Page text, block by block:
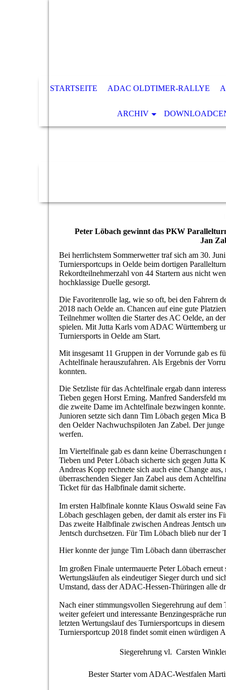
STARTSEITE ADAC OLDTIMER-RALLYE
ARCHIV
Peter Löbach gewinnt das PKW
Jan
Bei herrlichstem Sommerwetter traf sich am 30.
Turniersportcups in Oelde beim dortigen
Rekordteilnehmerzahl von 44 Startern aus nicht
hochklassige Duelle gesorgt.
Die Favoritenrolle lag, wie so oft, bei den Fahrern
2018 nach Oelde an. Chancen auf eine gute
Teilnehmer wollten die Starter des AC Oelde, an
spielen. Mit Jutta Karls vom ADAC Württemberg
Turniersports in Oelde am Start.
Mit insgesamt 11 Gruppen in der Vorrunde gab es
Achtelfinale herauszufahren. Als Ergebnis der
konnten.
Die Setzliste für das Achtelfinale ergab dann
Tieben gegen Horst Erning. Manfred Sandersfeld
die zweite Dame im Achtelfinale bezwingen
Junioren setzte sich dann Tim Löbach gegen Mica
den Oelder Nachwuchspiloten Jan Zabel. Der
werfen.
Im Viertelfinale gab es dann keine
Tieben und Peter Löbach sicherte sich gegen Jutta
Andreas Kopp rechnete sich auch eine Change
überraschenden Sieger Jan Zabel aus dem
Ticket für das Halbfinale damit sicherte.
Im ersten Halbfinale konnte Klaus Oswald seine
Löbach geschlagen geben, der damit als erster ins
Das zweite Halbfinale zwischen Andreas Jentsch
Jentsch durchsetzen. Für Tim Löbach blieb nur der
Hier konnte der junge Tim Löbach dann
Im großen Finale untermauerte Peter Löbach
Wertungsläufen als eindeutiger Sieger durch und
Umstand, dass der ADAC-Hessen-Thüringen alle
Nach einer stimmungsvollen Siegerehrung auf
weiter gefeiert und interessante Benzingespräche
letzten Wertungslauf des Turniersportcups in
Turniersportcup 2018 findet somit einen würdigen
Siegerehrung vl. Carsten
Bester Starter vom ADAC-Westfalen